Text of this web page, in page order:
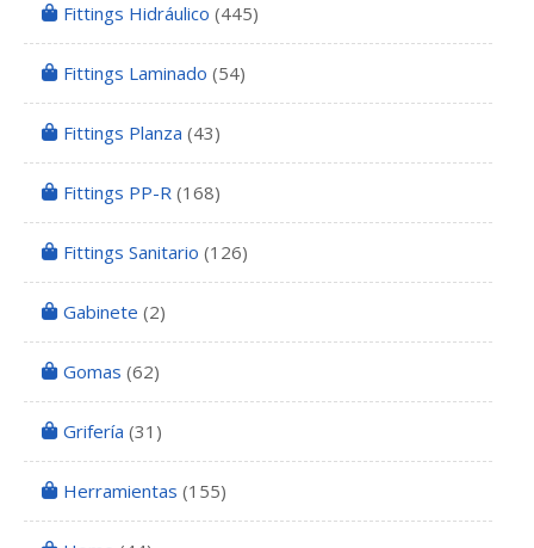
Fittings Hidráulico (445)
Fittings Laminado (54)
Fittings Planza (43)
Fittings PP-R (168)
Fittings Sanitario (126)
Gabinete (2)
Gomas (62)
Grifería (31)
Herramientas (155)